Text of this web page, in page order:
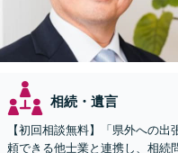
相続・遺言
【初回相談無料】「県外への
頼できる他士業と連携し、相続